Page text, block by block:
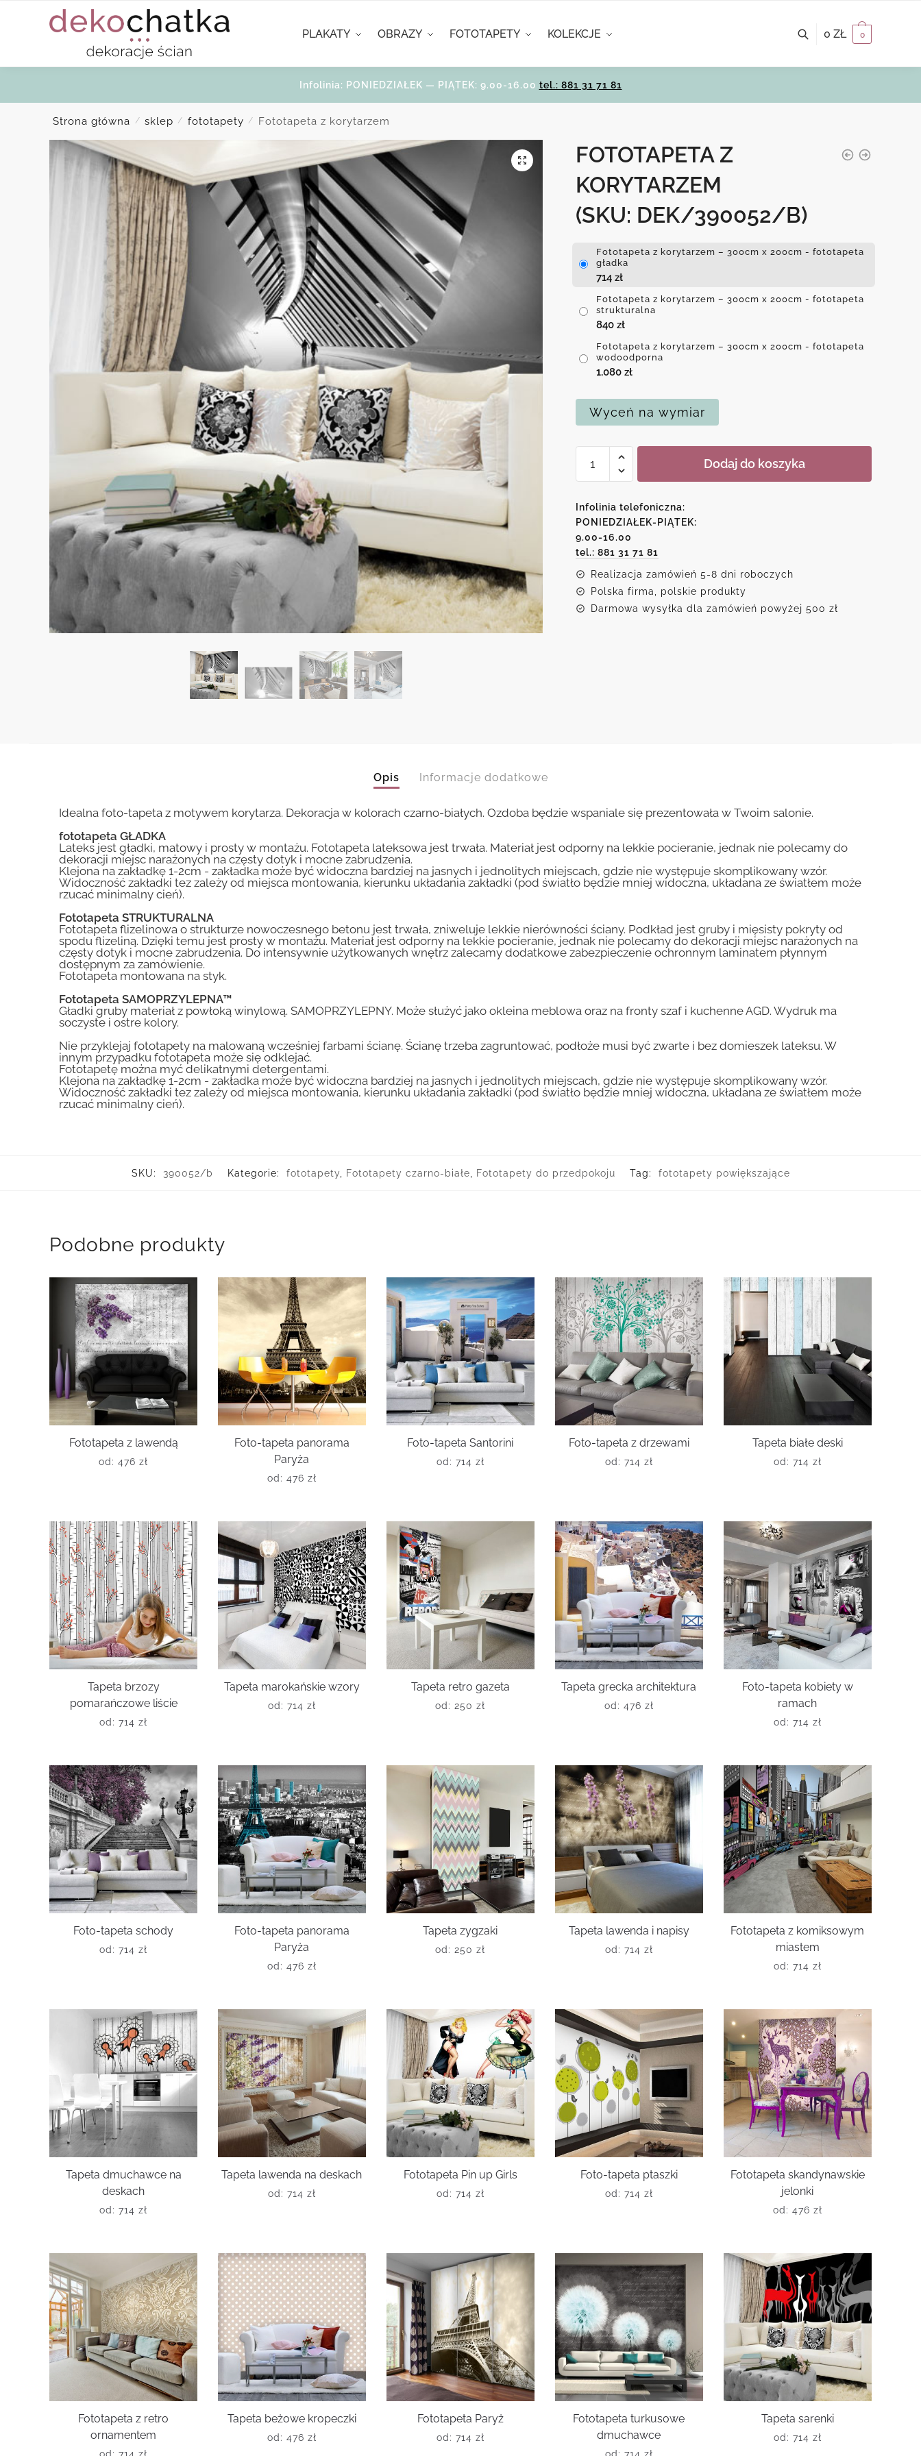
PLAKATY OBRAZY FOTOTAPETY KOLEKCJE 0 ZŁ 0
Infolinia: PONIEDZIAŁEK — PIĄTEK: 9.00-16.00 tel.: 881 31 71 81
Strona główna / sklep / fototapety / Fototapeta z korytarzem
FOTOTAPETA Z
KORYTARZEM
(SKU: DEK/390052/B)
Fototapeta z korytarzem – 300cm x 200cm - fototapeta
gładka
714 zł
Fototapeta z korytarzem – 300cm x 200cm - fototapeta
strukturalna
840 zł
Fototapeta z korytarzem – 300cm x 200cm - fototapeta
wodoodporna
1,080 zł
Wyceń na wymiar
Fototapeta
korytarzem
Dodaj do koszyka
Infolinia telefoniczna:
PONIEDZIAŁEK-PIĄTEK:
9.00-16.00
tel.: 881 31 71 81
Realizacja zamówień 5-8 dni roboczych
Polska firma, polskie produkty
Darmowa wysyłka dla zamówień powyżej 500 zł
Opis Informacje dodatkowe
Idealna foto-tapeta z motywem korytarza. Dekoracja w kolorach czarno-białych. Ozdoba będzie wspaniale się prezentowała w Twoim salonie.
fototapeta GŁADKA
Lateks jest gładki, matowy i prosty w montażu. Fototapeta lateksowa jest trwała. Materiał jest odporny na lekkie pocieranie, jednak nie polecamy do
dekoracji miejsc narażonych na częsty dotyk i mocne zabrudzenia.
Klejona na zakładkę 1-2cm - zakładka może być widoczna bardziej na jasnych i jednolitych miejscach, gdzie nie występuje skomplikowany wzór.
Widoczność zakładki tez zależy od miejsca montowania, kierunku układania zakładki (pod światło będzie mniej widoczna, układana ze światłem może
rzucać minimalny cień).
Fototapeta STRUKTURALNA
Fototapeta flizelinowa o strukturze nowoczesnego betonu jest trwała, zniweluje lekkie nierówności ściany. Podkład jest gruby i mięsisty pokryty od
spodu flizeliną. Dzięki temu jest prosty w montażu. Materiał jest odporny na lekkie pocieranie, jednak nie polecamy do dekoracji miejsc narażonych na
częsty dotyk i mocne zabrudzenia. Do intensywnie użytkowanych wnętrz zalecamy dodatkowe zabezpieczenie ochronnym laminatem płynnym
dostępnym za zamówienie.
Fototapeta montowana na styk.
Fototapeta SAMOPRZYLEPNA™
Gładki gruby materiał z powłoką winylową. SAMOPRZYLEPNY. Może służyć jako okleina meblowa oraz na fronty szaf i kuchenne AGD. Wydruk ma
soczyste i ostre kolory.
Nie przyklejaj fototapety na malowaną wcześniej farbami ścianę. Ścianę trzeba zagruntować, podłoże musi być zwarte i bez domieszek lateksu. W
innym przypadku fototapeta może się odklejać.
Fototapetę można myć delikatnymi detergentami.
Klejona na zakładkę 1-2cm - zakładka może być widoczna bardziej na jasnych i jednolitych miejscach, gdzie nie występuje skomplikowany wzór.
Widoczność zakładki tez zależy od miejsca montowania, kierunku układania zakładki (pod światło będzie mniej widoczna, układana ze światłem może
rzucać minimalny cień).
SKU: 390052/b Kategorie: fototapety, Fototapety czarno-białe, Fototapety do przedpokoju Tag: fototapety powiększające
Podobne produkty
Fototapeta z lawendą
od: 476 zł
Foto-tapeta panorama
Paryża
od: 476 zł
Foto-tapeta Santorini
od: 714 zł
Foto-tapeta z drzewami
od: 714 zł
Tapeta białe deski
od: 714 zł
Tapeta brzozy
pomarańczowe liście
od: 714 zł
Tapeta marokańskie wzory
od: 714 zł
Tapeta retro gazeta
od: 250zł
Tapeta grecka architektura
od: 476 zł
Foto-tapeta kobiety w
ramach
od: 714 zł
Foto-tapeta schody
od: 714 zł
Foto-tapeta panorama
Paryża
od: 476 zł
Tapeta zygzaki
od: 250zł
Tapeta lawenda i napisy
od: 714 zł
Fototapeta z komiksowym
miastem
od: 714 zł
Tapeta dmuchawce na
deskach
od: 714 zł
Tapeta lawenda na deskach
od: 714 zł
Fototapeta Pin up Girls
od: 714 zł
Foto-tapeta ptaszki
od: 714 zł
Fototapeta skandynawskie
jelonki
od: 476 zł
Fototapeta z retro
ornamentem
Tapeta beżowe kropeczki
od: 476 zł
Fototapeta Paryż
od: 714 zł
Fototapeta turkusowe
dmuchawce
Tapeta sarenki
od: 714 zł